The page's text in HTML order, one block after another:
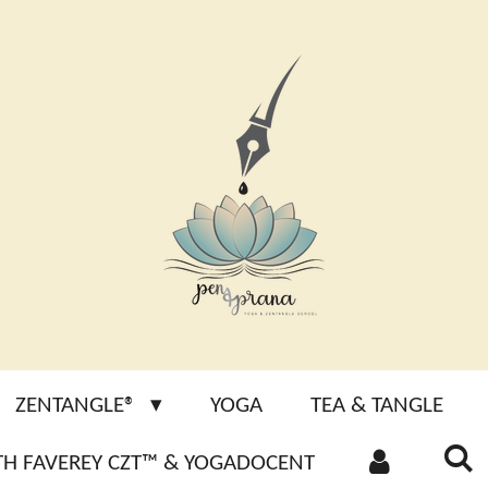
ZENTANGLE® YOGA TEA & TANGLE
FAVEREY CZT™ & YOGADOCENT